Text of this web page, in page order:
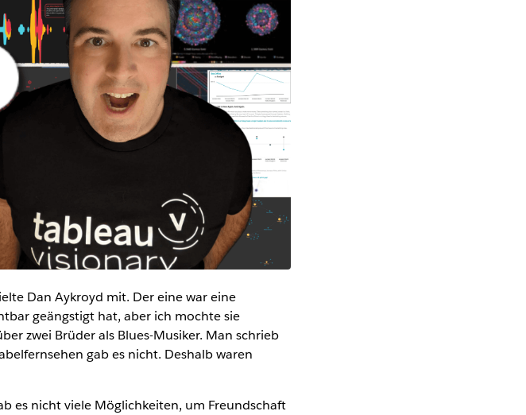
Dan Aykroyd mit. Der eine war eine
geängstigt hat, aber ich mochte sie
zwei Brüder als Blues-Musiker. Man schrieb
gab es nicht. Deshalb waren
es nicht viele Möglichkeiten, um Freundschaft